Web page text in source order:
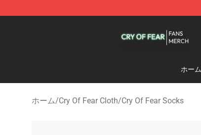
ホーム
ホーム/Cry Of Fear Cloth/Cry Of Fear Socks